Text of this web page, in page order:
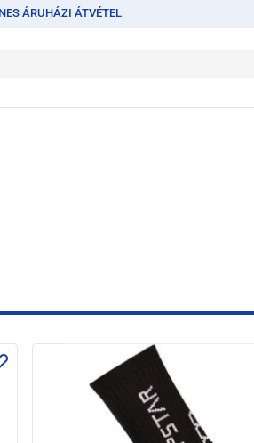
ÁRUHÁZI ÁTVÉTEL